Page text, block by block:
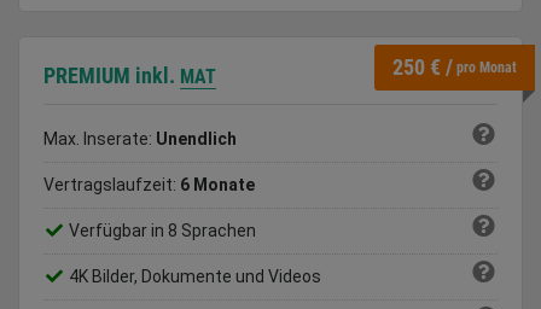
250 € / pro Monat
PREMIUM inkl. MAT
Max. Inserate: Unendlich
Vertragslaufzeit: 6 Monate
Verfügbar in 8 Sprachen
4K Bilder, Dokumente und Videos